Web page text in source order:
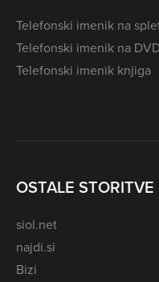
Telefonski imenik na
Telefonski imenik na
Telefonski imenik knjiga
OSTALE STORITVE
siol.net
najdi.si
Bizi